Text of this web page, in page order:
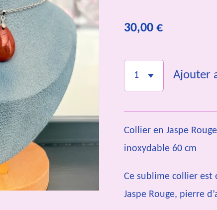
30,00 €
Ajouter
Collier en Jaspe
inoxydable 60 cm
Ce sublime collier est
Jaspe Rouge, pierre